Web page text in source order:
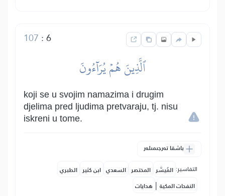
6
:
107
ٱلَّذِينَ هُمۡ يُرَآءُونَ
koji se u svojim namazima i drugim
djelima pred ljudima pretvaraju, tj. nisu
iskreni u tome.
باشقا تەرجىمىلەر
التفاسير: المُيسَّر المختصر السعدي ابن كثير الطبري
النفحات المكية | هدايات